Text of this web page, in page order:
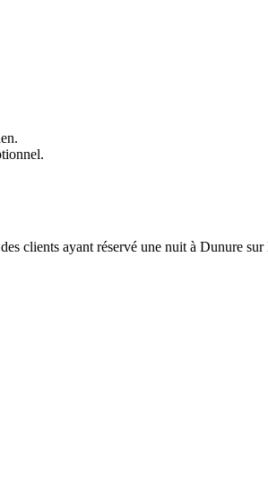
clients ayant réservé une nuit à Dunure